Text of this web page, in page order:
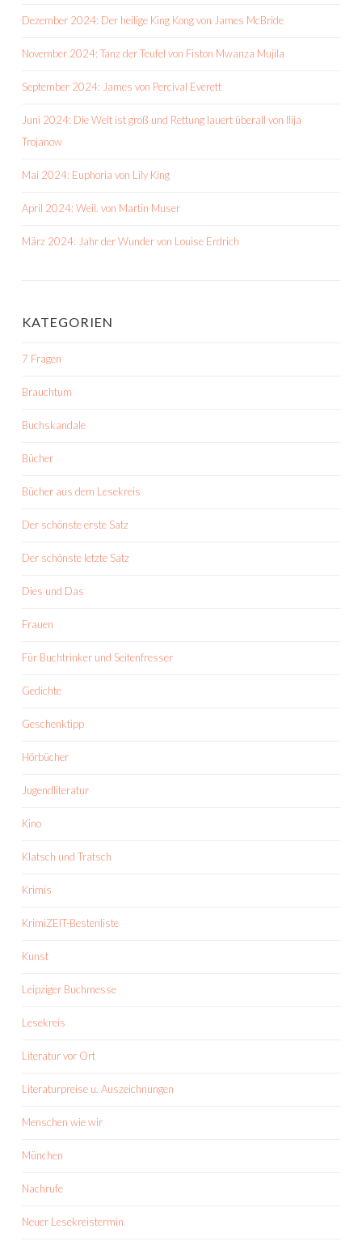
Dezember 2024: Der heilige King Kong von James McBride
November 2024: Tanz der Teufel von Fiston Mwanza Mujila
September 2024: James von Percival Everett
Juni 2024: Die Welt ist groß und Rettung lauert überall von Ilija
Trojanow
Mai 2024: Euphoria von Lily King
April 2024: Weil. von Martin Muser
März 2024: Jahr der Wunder von Louise Erdrich
KATEGORIEN
7 Fragen
Brauchtum
Buchskandale
Bücher
Bücher aus dem Lesekreis
Der schönste erste Satz
Der schönste letzte Satz
Dies und Das
Frauen
Für Buchtrinker und Seitenfresser
Gedichte
Geschenktipp
Hörbücher
Jugendliteratur
Kino
Klatsch und Tratsch
Krimis
KrimiZEIT-Bestenliste
Kunst
Leipziger Buchmesse
Lesekreis
Literatur vor Ort
Literaturpreise u. Auszeichnungen
Menschen wie wir
München
Nachrufe
Neuer Lesekreistermin